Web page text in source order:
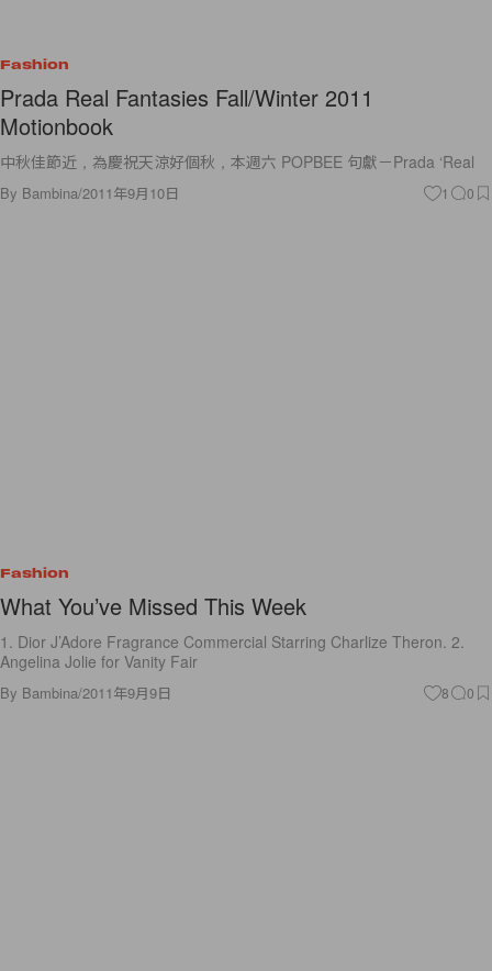
Fashion
Prada Real Fantasies Fall/Winter 2011
Motionbook
中秋佳節近，為慶祝天涼好個秋，本週六 POPBEE 句獻－Prada ‘Real
By Bambina/2011年9月10日 1 0
Fashion
What You’ve Missed This Week
1. Dior J’Adore Fragrance Commercial Starring Charlize Theron. 2.
Angelina Jolie for Vanity Fair
By Bambina/2011年9月9日 8 0